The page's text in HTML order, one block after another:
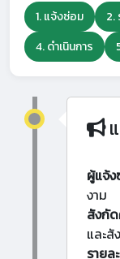
1. แจ้งซ่อม 2.
4. ดำเนินการ
ผู้แจ้
งาม
สังกั
และ
รายล